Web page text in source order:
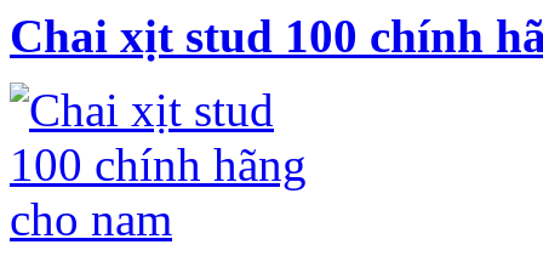
Chai xịt stud 100 chính